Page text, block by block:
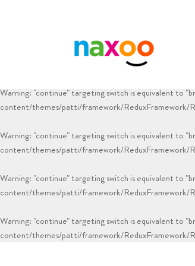
: "continue" targeting switch is equivalent to
content/themes/patti/framework/ReduxFramework/
Warning: "continue" targeting switch is equivalent to
content/themes/patti/framework/ReduxFramework/
Warning: "continue" targeting switch is equivalent to
content/themes/patti/framework/ReduxFramework/
Warning: "continue" targeting switch is equivalent to
content/themes/patti/framework/ReduxFramework/
Warning: "continue" targeting switch is equivalent to
content/themes/patti/framework/ReduxFramework/